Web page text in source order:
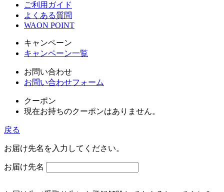
ご利用ガイド
よくある質問
WAON POINT
キャンペーン
キャンペーン一覧
お問い合わせ
お問い合わせフォーム
クーポン
現在お持ちのクーポンはありません。
戻る
お届け先名を入力してください。
お届け先名